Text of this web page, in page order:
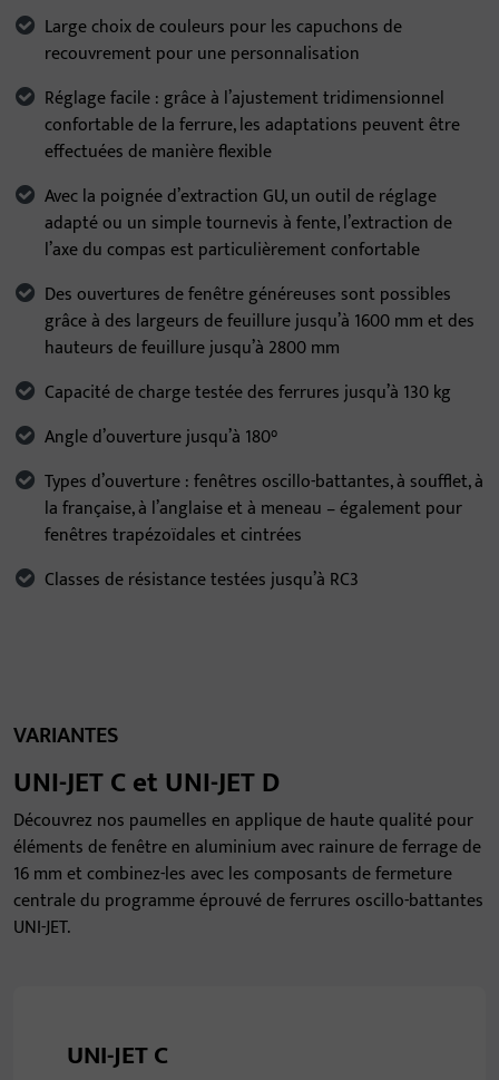
Large choix de couleurs pour les capuchons de
recouvrement pour une personnalisation
Réglage facile : grâce à l’ajustement tridimensionnel
confortable de la ferrure, les adaptations peuvent être
effectuées de manière flexible
Avec la poignée d’extraction GU, un outil de réglage
adapté ou un simple tournevis à fente, l’extraction de
l’axe du compas est particulièrement confortable
Des ouvertures de fenêtre généreuses sont possibles
grâce à des largeurs de feuillure jusqu’à 1600 mm et des
hauteurs de feuillure jusqu’à 2800 mm
Capacité de charge testée des ferrures jusqu’à 130 kg
Angle d’ouverture jusqu’à 180°
Types d’ouverture : fenêtres oscillo-battantes, à soufflet, à
la française, à l’anglaise et à meneau – également pour
fenêtres trapézoïdales et cintrées
Classes de résistance testées jusqu’à RC3
VARIANTES
UNI-JET C et UNI-JET D
Découvrez nos paumelles en applique de haute qualité pour
éléments de fenêtre en aluminium avec rainure de ferrage de
16 mm et combinez-les avec les composants de fermeture
centrale du programme éprouvé de ferrures oscillo-battantes
UNI-JET.
UNI-JET C